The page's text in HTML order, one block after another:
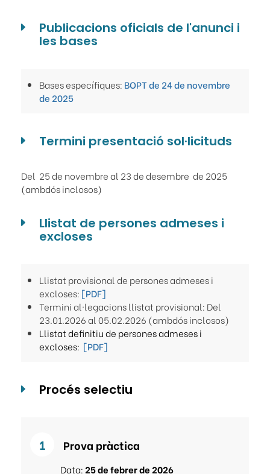
Publicacions oficials de l'anunci i
les bases
Bases específiques: BOPT de 24 de novembre
de 2025
Termini presentació sol·licituds
Del 25 de novembre al 23 de desembre de 2025
(ambdós inclosos)
Llistat de persones admeses i
excloses
Llistat provisional de persones admeses i
excloses: [PDF]
Termini al·legacions llistat provisional: Del
23.01.2026 al 05.02.2026 (ambdós inclosos)
Llistat definitiu de persones admeses i
excloses: [PDF]
Procés selectiu
Prova pràctica
Data:25 de febrer de 2026